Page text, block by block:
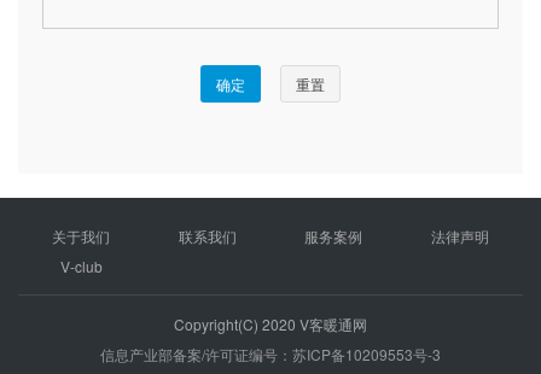
关于我们 联系我们 服务案例
法律声明
V-club
Copyright(C) 2020 V客暖通网
信息产业部备案/许可证编号：苏ICP备10209553号-3